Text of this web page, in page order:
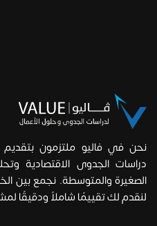
نحن في فاليو ملتزمون
دراسات الجدوى الاقتصادية
الصغيرة والمتوسطة. نجمع بين
لنقدم لك تقييمًا شاملاً ودقيقًا